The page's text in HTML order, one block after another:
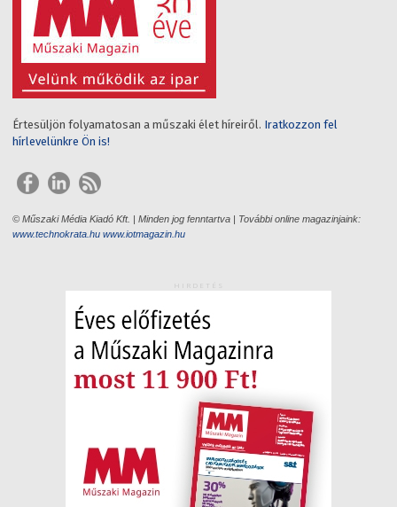
Értesüljön folyamatosan a műszaki élet híreiről. Iratkozzon fel
hírlevelünkre Ön is!
© Műszaki Média Kiadó Kft. | Minden jog fenntartva | További online magazinjaink:
www.technokrata.hu www.iotmagazin.hu
HIRDETÉS